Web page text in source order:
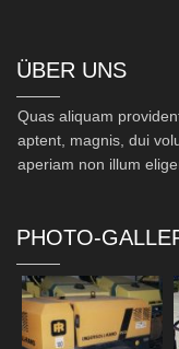
ÜBER UNS
Quas aliquam
aptent, magnis, dui
aperiam non illum
PHOTO-